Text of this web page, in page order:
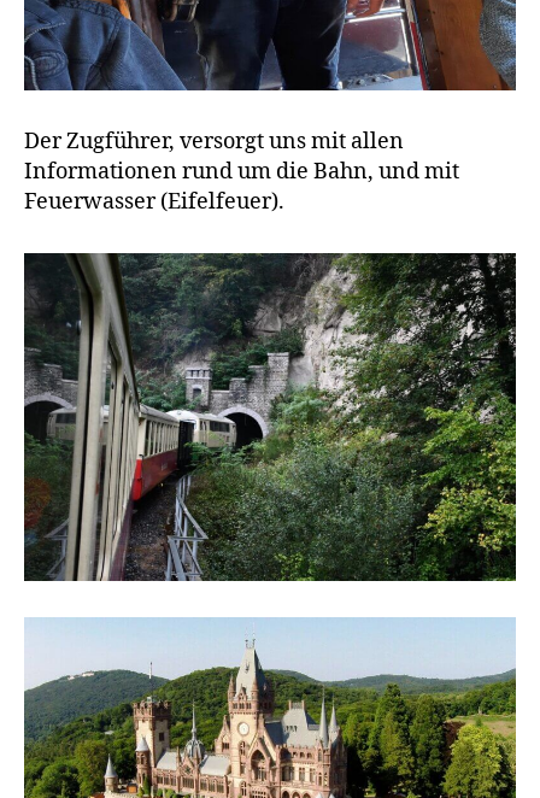
Der Zugführer, versorgt uns mit allen
Informationen rund um die Bahn, und mit
Feuerwasser (Eifelfeuer).